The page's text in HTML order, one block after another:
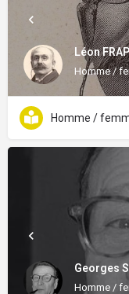
Léon
Homme /
Homme /
Georges
Homme /